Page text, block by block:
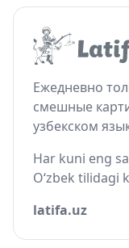
Ежедневно
смешные
узбекском
Har kuni eng
O‘zbek tilidagi
latifa.uz